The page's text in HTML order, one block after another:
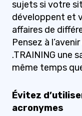
sujets si votre
développent et
affaires de
Pensez à
.TRAINING une
même temps
Évitez
acronymes